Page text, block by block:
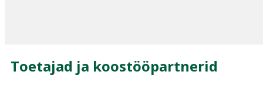
Toetajad ja koostööpartnerid